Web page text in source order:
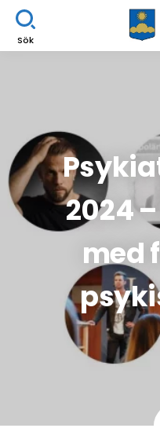
Sök
2024
med